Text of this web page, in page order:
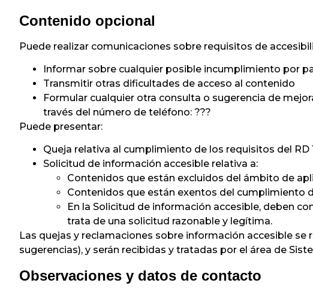
Contenido opcional
Puede realizar comunicaciones sobre requisitos de
Informar sobre cualquier posible incumplimiento por
Transmitir otras dificultades de acceso al contenido
Formular cualquier otra consulta o sugerencia de
través del número de teléfono: ???
Puede presentar:
Queja relativa al cumplimiento de los requisitos del RD
Solicitud de información accesible relativa a:
Contenidos que están excluidos del ámbito de
Contenidos que están exentos del cumplimiento
En la Solicitud de información accesible, deben
trata de una solicitud razonable y legítima.
Las quejas y reclamaciones sobre información accesible se
sugerencias), y serán recibidas y tratadas por el área de
Observaciones y datos de contacto